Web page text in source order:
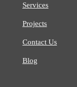
Services
Projects
Contact Us
Blog